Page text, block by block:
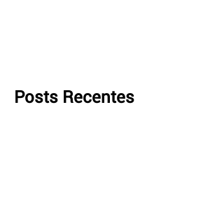
Posts Recentes